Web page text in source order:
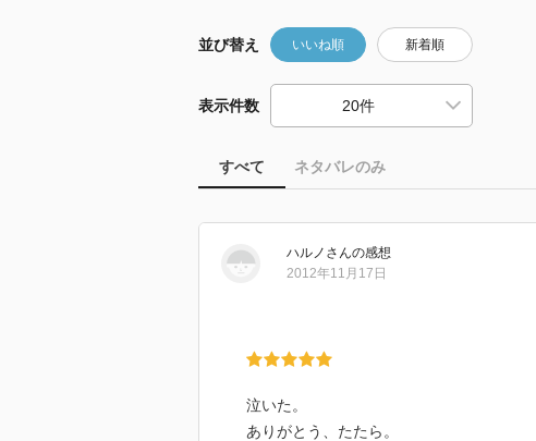
並び替え いいね順 新着順
表示件数
すべて ネタバレのみ
ハルノ さんの感想
2012年11月17日
泣いた。
ありがとう、たたら。